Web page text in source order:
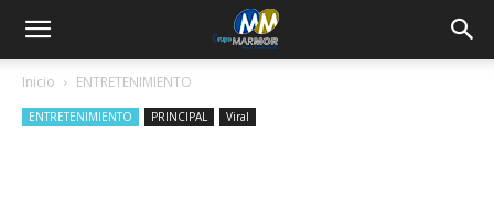
Inicio ENTRETENIMIENTO
ENTRETENIMIENTO PRINCIPAL Viral